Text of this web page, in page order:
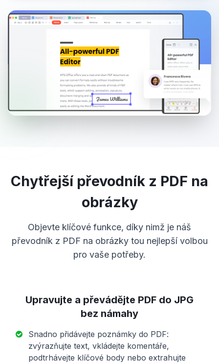
Chytřejší převodník z PDF na
obrázky
Objevte klíčové funkce, díky nimž je náš
převodník z PDF na obrázky tou nejlepší volbou
pro vaše potřeby.
Upravujte a převádějte PDF do JPG
bez námahy
Snadno přidávejte poznámky do PDF:
zvýrazňujte text, vkládejte komentáře,
podtrhávejte klíčové body nebo extrahujte